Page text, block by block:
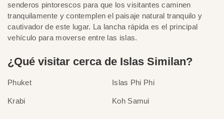
senderos pintorescos para que los visitantes caminen
tranquilamente y contemplen el paisaje natural tranquilo y
cautivador de este lugar. La lancha rápida es el principal
vehículo para moverse entre las islas.
¿Qué visitar cerca de Islas Similan?
Phuket
Krabi
Islas Phi Phi
Koh Samui